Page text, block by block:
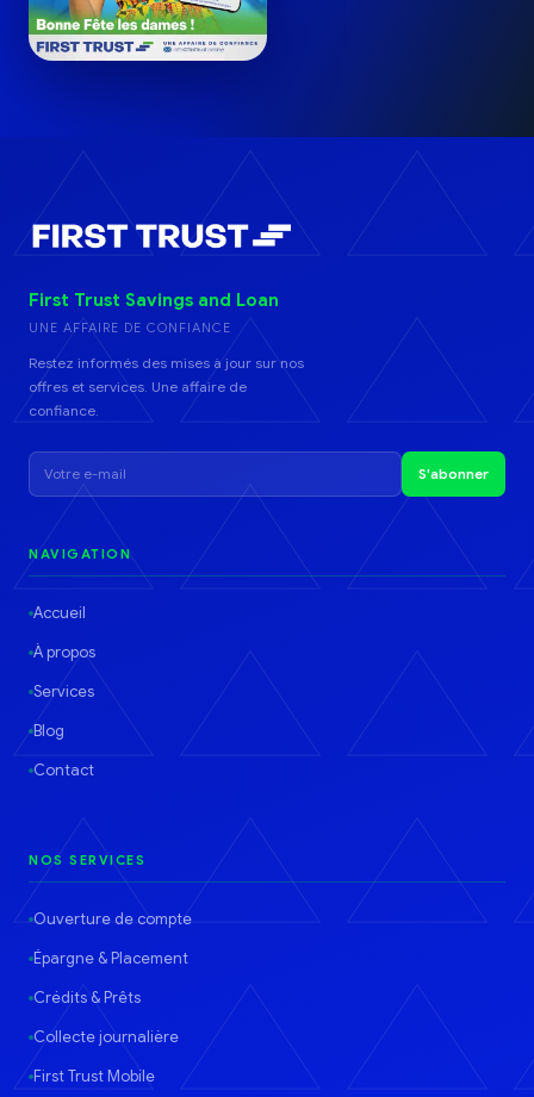
First Trust Savings and Loan
UNE AFFAIRE DE CONFIANCE
Restez informés des mises à jour sur nos
offres et services. Une affaire de
confiance.
S'abonner
NAVIGATION
Accueil
À propos
Services
Blog
Contact
NOS SERVICES
Ouverture de compte
Épargne & Placement
Crédits & Prêts
Collecte journalière
First Trust Mobile